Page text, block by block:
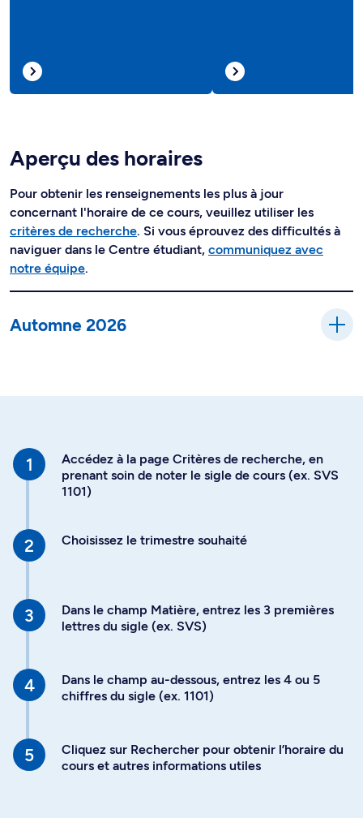
Aperçu des horaires
Pour obtenir les renseignements les plus à jour
concernant l'horaire de ce cours, veuillez utiliser les
critères de recherche. Si vous éprouvez des difficultés à
naviguer dans le Centre étudiant, communiquez avec
notre équipe.
Automne 2026
Accédez à la page Critères de recherche, en
prenant soin de noter le sigle de cours (ex. SVS
1101)
Choisissez le trimestre souhaité
Dans le champ Matière, entrez les 3 premières
lettres du sigle (ex. SVS)
Dans le champ au-dessous, entrez les 4 ou 5
chiffres du sigle (ex. 1101)
Cliquez sur Rechercher pour obtenir l’horaire du
cours et autres informations utiles